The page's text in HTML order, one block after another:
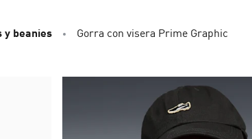
y beanies Gorra con visera Prime Graphic